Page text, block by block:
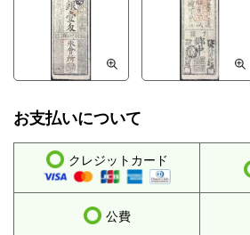
お支払いについて
クレジットカード
公費